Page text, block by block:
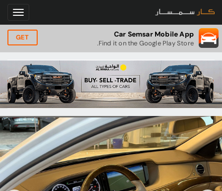
Car Semsar Mobile App
Find it on the Google Play Store.
GET